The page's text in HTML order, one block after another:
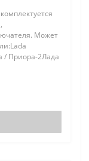
Может
/ Приора-2Лада